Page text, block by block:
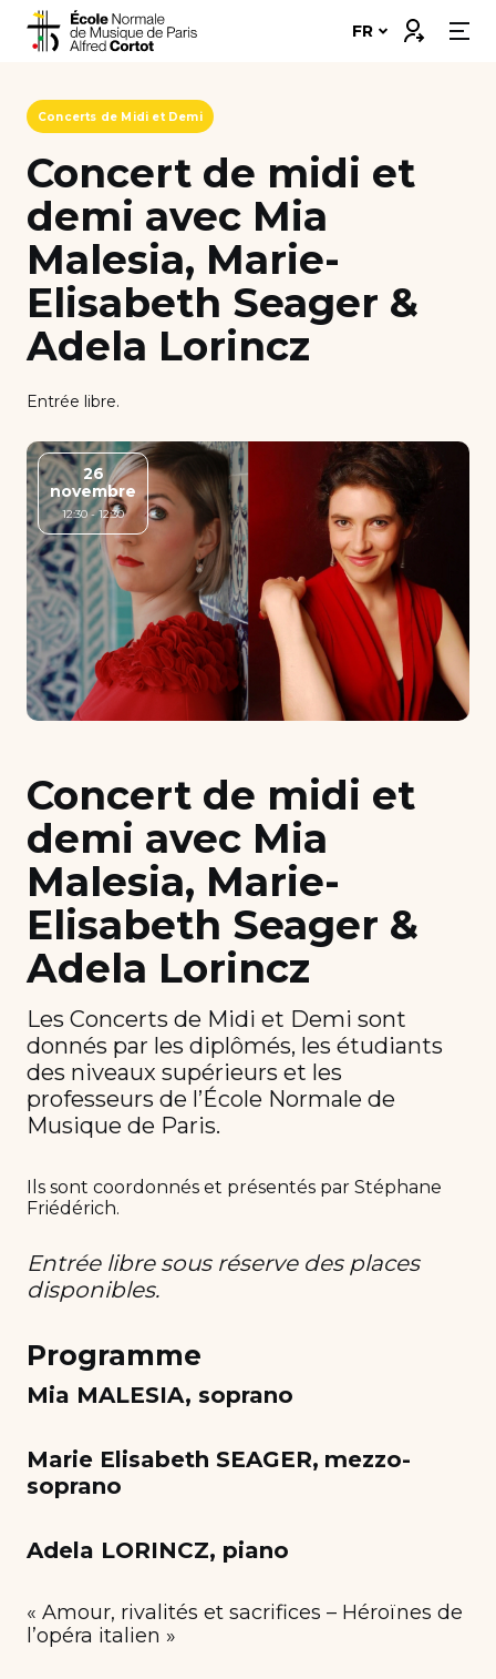
content
Formations ➔
Vie étudiante
Insertion professionnelle
Candidater
FR Connexion
Concerts de Midi et Demi
Concert de midi et
demi avec Mia
Malesia, Marie-
Elisabeth Seager &
Adela Lorincz
Entrée libre.
26
novembre
12:30 - 12:30
Concert de midi et
demi avec Mia
Malesia, Marie-
Elisabeth Seager &
Adela Lorincz
Les Concerts de Midi et Demi sont
donnés par les diplômés, les étudiants
des niveaux supérieurs et les
professeurs de l’École Normale de
Musique de Paris.
Ils sont coordonnés et présentés par Stéphane
Friédérich.
Entrée libre sous réserve des places
disponibles.
Programme
Mia MALESIA, soprano
Marie Elisabeth SEAGER, mezzo-
soprano
Adela LORINCZ, piano
« Amour, rivalités et sacrifices – Héroïnes de
l’opéra italien »